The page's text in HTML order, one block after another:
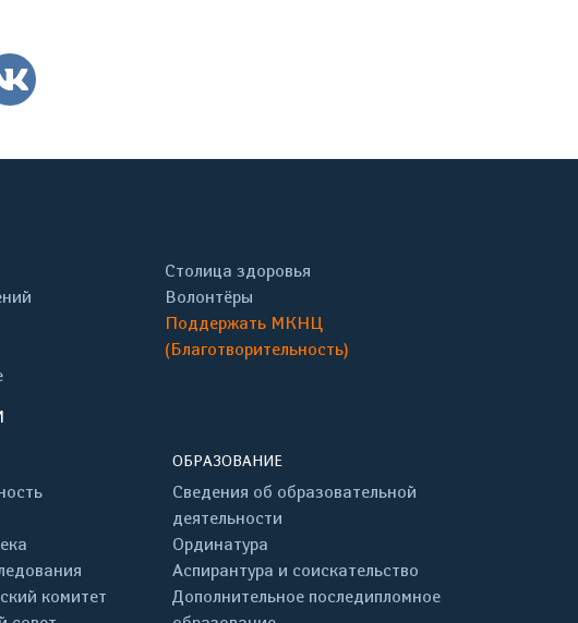
ВКонтакте
Столица здоровья
Волонтёры
Поддержать МКНЦ
(Благотворительность)
комитет
ОБРАЗОВАНИЕ
Сведения об образовательной
деятельности
Ординатура
Аспирантура и соискательство
Дополнительное последипломное